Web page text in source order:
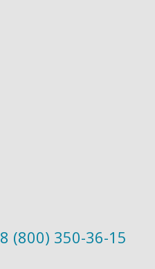
8 (800) 350-36-15